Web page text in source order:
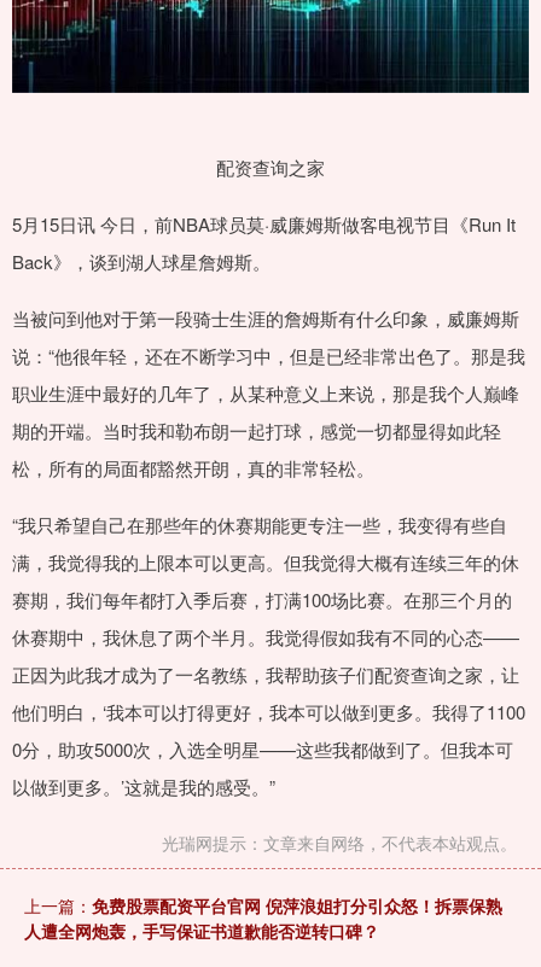
配资查询之家
5月15日讯 今日，前NBA球员莫·威廉姆斯做客电视节目《Run It
Back》，谈到湖人球星詹姆斯。
当被问到他对于第一段骑士生涯的詹姆斯有什么印象，威廉姆斯
说：“他很年轻，还在不断学习中，但是已经非常出色了。那是我
职业生涯中最好的几年了，从某种意义上来说，那是我个人巅峰
期的开端。当时我和勒布朗一起打球，感觉一切都显得如此轻
松，所有的局面都豁然开朗，真的非常轻松。
“我只希望自己在那些年的休赛期能更专注一些，我变得有些自
满，我觉得我的上限本可以更高。但我觉得大概有连续三年的休
赛期，我们每年都打入季后赛，打满100场比赛。在那三个月的
休赛期中，我休息了两个半月。我觉得假如我有不同的心态——
正因为此我才成为了一名教练，我帮助孩子们配资查询之家，让
他们明白，‘我本可以打得更好，我本可以做到更多。我得了1100
0分，助攻5000次，入选全明星——这些我都做到了。但我本可
以做到更多。’这就是我的感受。”
光瑞网提示：文章来自网络，不代表本站观点。
上一篇： 免费股票配资平台官网 倪萍浪姐打分引众怒！拆票保熟
人遭全网炮轰，手写保证书道歉能否逆转口碑？